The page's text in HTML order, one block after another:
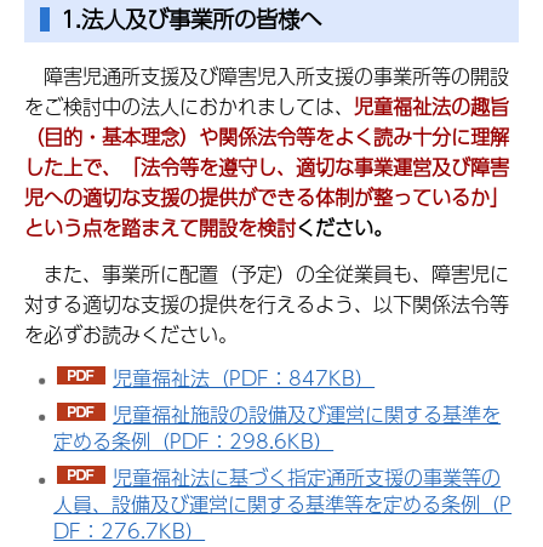
1.法人及び事業所の皆様へ
障害児通所支援及び障害児入所支援の事業所等の開設
をご検討中の法人におかれましては、 児童福祉法の趣旨
（目的・基本理念）や関係法令等をよく読み十分に理解
した上で、「法令等を遵守し、適切な事業運営及び障害
児への適切な支援の提供ができる体制が整っているか」
という点を踏まえて開設を検討ください。
また、事業所に配置（予定）の全従業員も、障害児に
対する適切な支援の提供を行えるよう、以下関係法令等
を必ずお読みください。
児童福祉法（PDF：847KB）
児童福祉施設の設備及び運営に関する基準を
定める条例（PDF：298.6KB）
児童福祉法に基づく指定通所支援の事業等の
人員、設備及び運営に関する基準等を定める条例（P
DF：276.7KB）